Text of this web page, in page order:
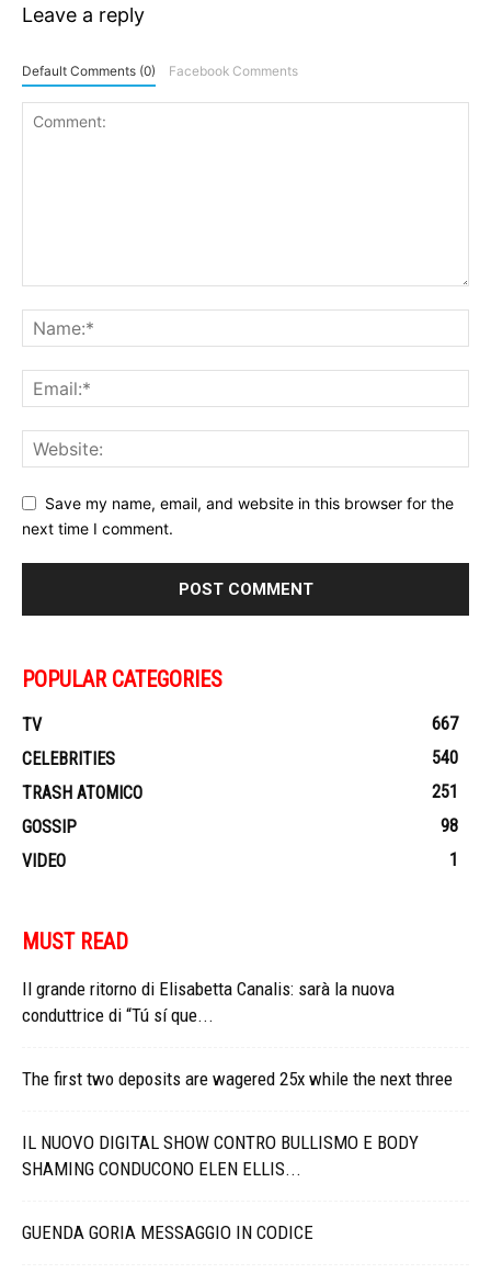
Leave a reply
Default Comments (0) Facebook Comments
Save my name, email, and website in this browser for the
next time I comment.
POPULAR CATEGORIES
TV
667
CELEBRITIES
540
TRASH ATOMICO
251
GOSSIP
98
VIDEO
1
MUST READ
Il grande ritorno di Elisabetta Canalis: sarà la nuova
conduttrice di “Tú sí que...
The first two deposits are wagered 25x while the next three
IL NUOVO DIGITAL SHOW CONTRO BULLISMO E BODY
SHAMING CONDUCONO ELEN ELLIS...
GUENDA GORIA MESSAGGIO IN CODICE